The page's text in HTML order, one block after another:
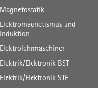
Magnetostatik
Elektromagnetismus und
Induktion
Elektrolehrmaschinen
Elektrik/Elektronik BST
Elektrik/Elektronik STE